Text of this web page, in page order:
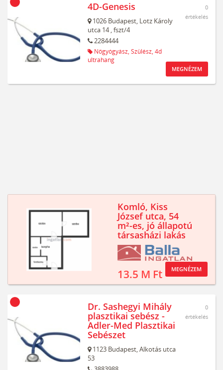
4D-Genesis
1026 Budapest, Lotz Károly
utca 14, fszt/4
2284444
Nőgyógyász, Szülész, 4d
ultrahang
0
értékelés
MEGNÉZEM
Komló, Kiss
József utca, 54
m²-es, jó állapotú
társasházi lakás
13.5 M Ft MEGNÉZEM
Dr. Sashegyi Mihály
plasztikai sebész -
Adler-Med Plasztikai
Sebészet
1123 Budapest,Alkotás utca
53
0
értékelés